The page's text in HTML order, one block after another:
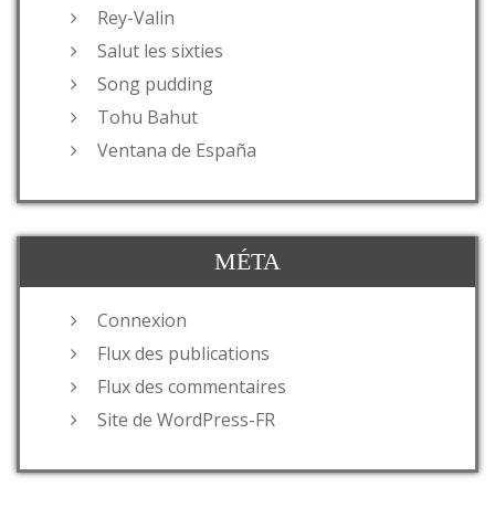
Rey-Valin
Salut les sixties
Song pudding
Tohu Bahut
Ventana de España
MÉTA
Connexion
Flux des publications
Flux des commentaires
Site de WordPress-FR